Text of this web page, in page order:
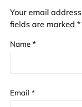
Your email
fields are marked *
Name *
Email *